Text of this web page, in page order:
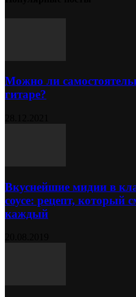
Можно ли
гитаре?
Вкуснейшие мидии в
соусе: рецепт, который
каждый